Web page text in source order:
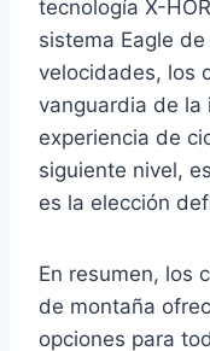
tecnología X-
sistema Eagle
velocidades, los
vanguardia de la
experiencia de
siguiente nivel,
es la elección
En resumen, los
de montaña
opciones para